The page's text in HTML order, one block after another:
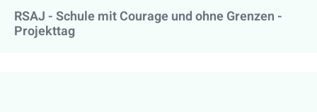
RSAJ - Schule mit Courage und ohne Grenzen -
Projekttag